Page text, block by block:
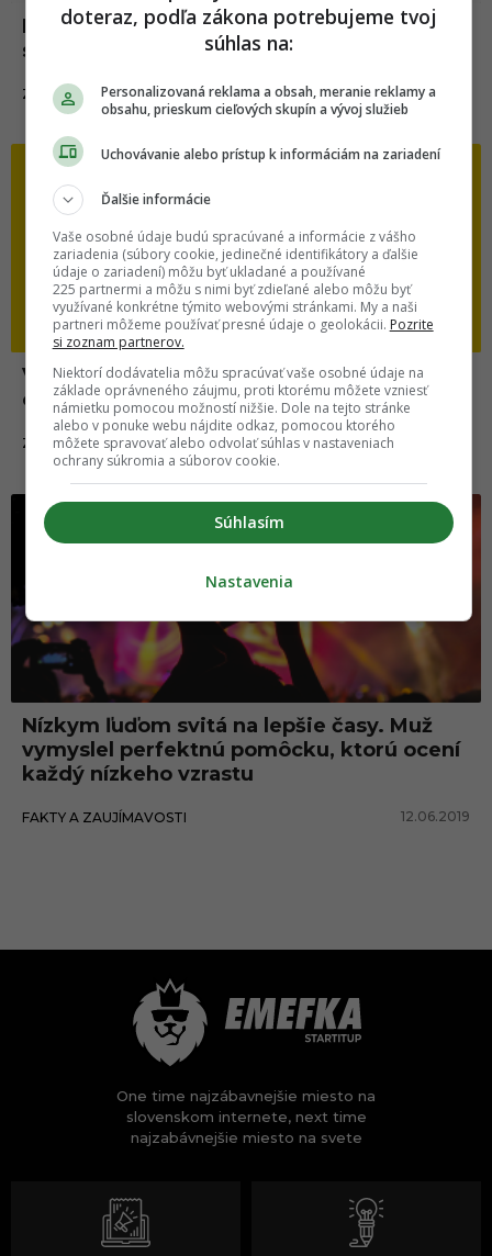
Ilustrátorka milo zachytáva 15 výhod, ktoré
si užívajú nízki ľudia
ZÁBAVA 12.01.2021
Vety, ktoré všetci hovoria nízkym ľuďom a
oni ich neznášajú
ZÁBAVA 24.07.2020
Zábava
Nízkym ľuďom svitá na lepšie časy. Muž
vymyslel perfektnú pomôcku, ktorú ocení
každý nízkeho vzrastu
FAKTY A ZAUJÍMAVOSTI 12.06.2019
One time najzábavnejšie miesto na
slovenskom internete, next time
najzabávnejšie miesto na svete
doteraz, podľa zákona potrebujeme tvoj
súhlas na:
Personalizovaná reklama a obsah, meranie reklamy a
obsahu, prieskum cieľových skupín a vývoj služieb
Uchovávanie alebo prístup k informáciám na zariadení
Ďalšie informácie
Vaše osobné údaje budú spracúvané a informácie z vášho
zariadenia (súbory cookie, jedinečné identifikátory a ďalšie
údaje o zariadení) môžu byť ukladané a používané
225 partnermi a môžu s nimi byť zdieľané alebo môžu byť
využívané konkrétne týmito webovými stránkami. My a naši
partneri môžeme používať presné údaje o geolokácii. Pozrite
si zoznam partnerov.
Niektorí dodávatelia môžu spracúvať vaše osobné údaje na
základe oprávneného záujmu, proti ktorému môžete vzniesť
námietku pomocou možností nižšie. Dole na tejto stránke
alebo v ponuke webu nájdite odkaz, pomocou ktorého
môžete spravovať alebo odvolať súhlas v nastaveniach
ochrany súkromia a súborov cookie.
Súhlasím
Nastavenia